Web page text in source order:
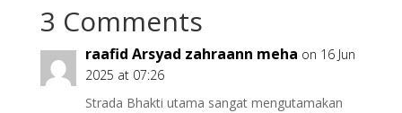
3 Comments
raafid Arsyad zahraann meha on 16 Jun
2025 at 07:26
Strada Bhakti utama sangat mengutamakan